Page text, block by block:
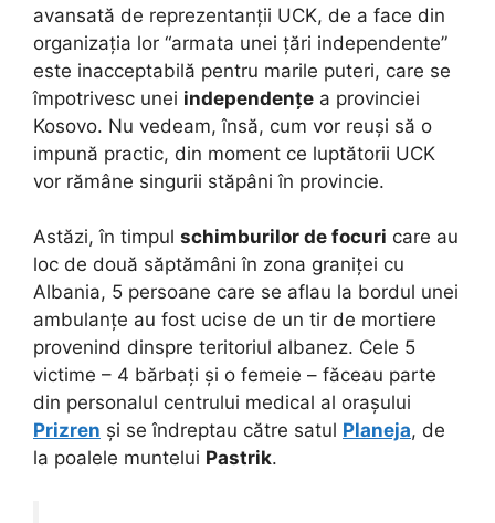
avansată de reprezentanții UCK, de a face din
organizația lor “armata unei țări independente”
este inacceptabilă pentru marile puteri, care se
împotrivesc unei independențe a provinciei
Kosovo. Nu vedeam, însă, cum vor reuși să o
impună practic, din moment ce luptătorii UCK
vor rămâne singurii stăpâni în provincie.
Astăzi, în timpul schimburilor de focuri care au
loc de două săptămâni în zona graniței cu
Albania, 5 persoane care se aflau la bordul unei
ambulanțe au fost ucise de un tir de mortiere
provenind dinspre teritoriul albanez. Cele 5
victime – 4 bărbați și o femeie – făceau parte
din personalul centrului medical al orașului
Prizren și se îndreptau către satul Planeja, de
la poalele muntelui Pastrik.